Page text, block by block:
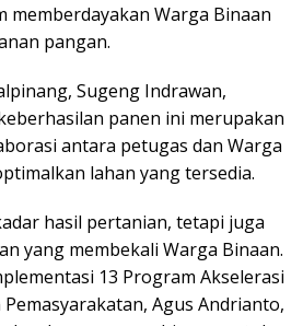
memberdayakan Warga Binaan
pangan.
Sugeng Indrawan,
panen ini merupakan
antara petugas dan Warga
lahan yang tersedia.
hasil pertanian, tetapi juga
yang membekali Warga Binaan.
13 Program Akselerasi
Agus Andrianto,